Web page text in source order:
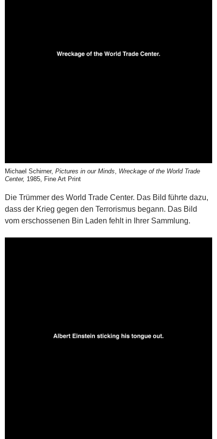
Michael Schirner, Pictures in our Minds, Wreckage of the World Trade
Center, 1985, Fine Art Print
Die Trümmer des World Trade Center. Das Bild führte dazu,
dass der Krieg gegen den Terrorismus begann. Das Bild
vom erschossenen Bin Laden fehlt in Ihrer Sammlung.